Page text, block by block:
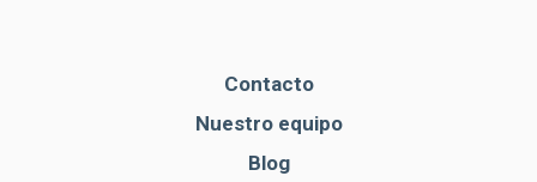
Contacto
Nuestro equipo
Blog